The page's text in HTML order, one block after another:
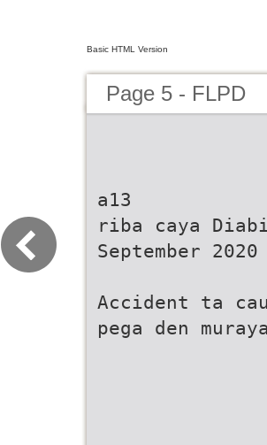
Basic HTML Version
Page 5 - FLPD
a13
riba caya
September 2020
Accident ta
pega den